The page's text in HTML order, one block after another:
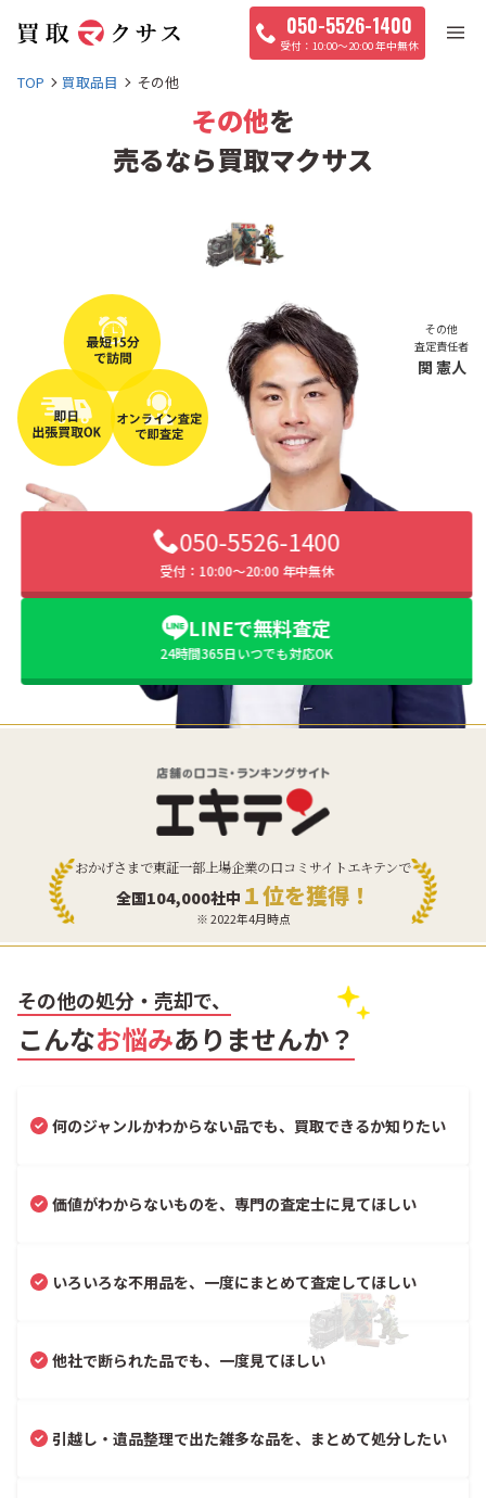
050-5526-1400
10:00〜20:00 年中無休
TOP 買取品目 その他
その他を
売るなら買取マクサス
その他
査定責任者
関 憲人
050-5526-1400
受付：10:00〜20:00 年中無休
LINEで無料査定
24時間365日いつでも対応OK
おかげさまで東証一部上場企業の口コミサイトエキテンで
全国104,000社中 １位を獲得！
※ 2022年4月時点
その他の処分・売却で、
こんなお悩みありませんか？
何のジャンルかわからない品でも、買取できるか知りたい
価値がわからないものを、専門の査定士に見てほしい
いろいろな不用品を、一度にまとめて査定してほしい
他社で断られた品でも、一度見てほしい
引越し・遺品整理で出た雑多な品を、まとめて処分したい